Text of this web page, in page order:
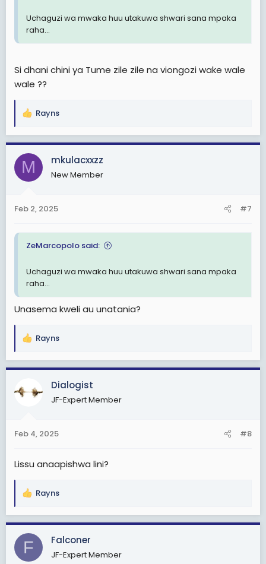
Uchaguzi wa mwaka huu utakuwa shwari sana mpaka
raha...
Si dhani chini ya Tume zile zile na viongozi wake wale
wale ??
R
a
c
t
i
s
Rayns
M mkulacxxzz
New Member
Feb 2, 2025 #7
ZeMarcopolo said:
Uchaguzi wa mwaka huu utakuwa shwari sana mpaka
raha...
Unasema kweli au unatania?
R
a
t
s
Rayns
Dialogist
JF-Expert Member
Feb 4, 2025 #8
Lissu anaapishwa lini?
R
a
c
i
Rayns
F Falconer
JF-Expert Member